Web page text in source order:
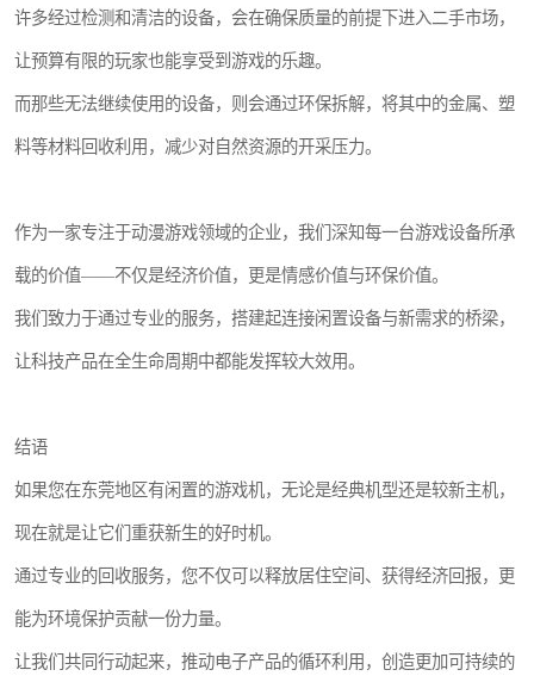
许多经过检测和清洁的设备，会在确保质量的前提下进入二手市场，
让预算有限的玩家也能享受到游戏的乐趣。
而那些无法继续使用的设备，则会通过环保拆解，将其中的金属、塑
料等材料回收利用，减少对自然资源的开采压力。
作为一家专注于动漫游戏领域的企业，我们深知每一台游戏设备所承
载的价值——不仅是经济价值，更是情感价值与环保价值。
我们致力于通过专业的服务，搭建起连接闲置设备与新需求的桥梁，
让科技产品在全生命周期中都能发挥较大效用。
结语
如果您在东莞地区有闲置的游戏机，无论是经典机型还是较新主机，
现在就是让它们重获新生的好时机。
通过专业的回收服务，您不仅可以释放居住空间、获得经济回报，更
能为环境保护贡献一份力量。
让我们共同行动起来，推动电子产品的循环利用，创造更加可持续的